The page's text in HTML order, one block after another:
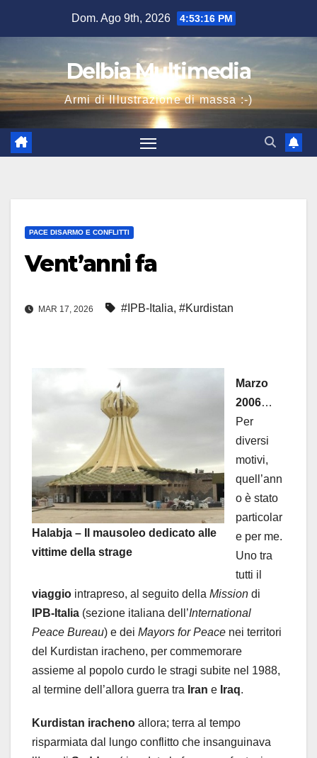
Dom. Ago 9th, 2026 4:53:17 PM
Delbia Multimedia
Armi di Illustrazione di massa :-)
PACE DISARMO E CONFLITTI
Vent’anni fa
MAR 17, 2026 #IPB-Italia, #Kurdistan
Halabja – Il mausoleo dedicato alle
vittime della strage
Marzo
2006…
Per
diversi
motivi,
quell’ann
o è stato
particolar
e per me.
Uno tra
tutti il
viaggio intrapreso, al seguito della Mission di
IPB-Italia (sezione italiana dell’International
Peace Bureau) e dei Mayors for Peace nei territori
del Kurdistan iracheno, per commemorare
assieme al popolo curdo le stragi subite nel 1988,
al termine dell’allora guerra tra Iran e Iraq.
Kurdistan iracheno allora; terra al tempo
risparmiata dal lungo conflitto che insanguinava